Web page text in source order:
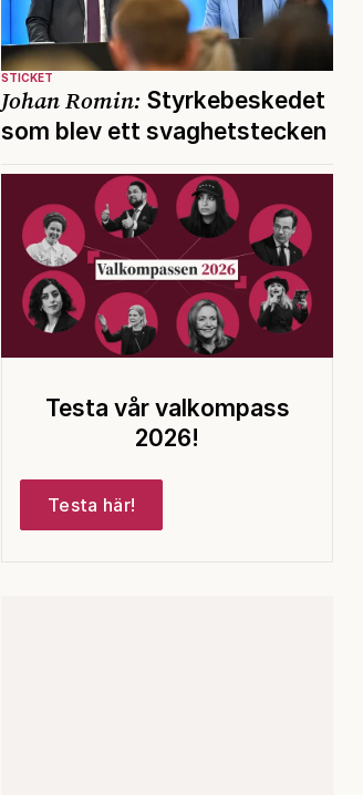
STICKET
Johan Romin: Styrkebeskedet
som blev ett svaghetstecken
Testa vår valkompass
2026!
Testa här!